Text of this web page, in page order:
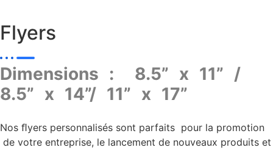
Flyers
Dimensions : 8.5” x 11” /
8.5” x 14”/ 11” x 17”
Nos ﬂyers personnalisés sont parfaits pour la promotion
de votre entreprise, le lancement de nouveaux produits et